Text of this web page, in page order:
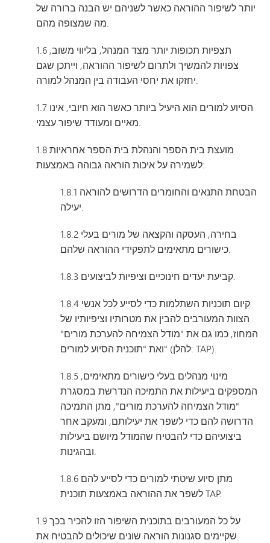
יותר לשיפור ההוראה כאשר לשניהם יש הבנה ברורה של
מה שמצופה מהם.
1.6 תצפיות תכופות יותר מצד המנהל, בליווי משוב,
צפויות להמשיך ולתרום לשיפור ההוראה, וייתכן שגם
יחזקו את יחסי העבודה בין המנהל למורה.
1.7 הסיוע למורים הוא היעיל ביותר כאשר הוא חיובי, אינו
מאיים ומעודד שיפור עצמי.
1.8 מועצת בית הספר והנהלת בית הספר אחראיות
לשמירה על איכות הוראה גבוהה באמצעות:
1.8.1 הבטחת התנאים והחומרים הדרושים להוראה
יעילה.
1.8.2 בחירה, העסקה והקצאה של מורים בעלי
כישורים מתאימים לתפקידי ההוראה שלהם.
1.8.3 קביעת יעדים חינוכיים וציפיות לביצועים.
1.8.4 קיום תוכניות השתלמות כדי לסייע לכל אנשי
הצוות המעורבים להבין את מטרותיו וציפיותיו של
המחוז, כמו גם את "מודל הצמיחה להערכת מורים"
ואת "תוכנית הסיוע למורים" (להלן: TAP).
1.8.5 מינוי מנהלים בעלי כישורים מתאימים,
המספקים ביעילות את התמיכה הנדרשת במסגרת
"מודל הצמיחה להערכת מורים", מתן התמיכה
הדרושה להם כדי לשפר את יעילותם, ומעקב אחר
ביצועיהם כדי להבטיח שהמודל מיושם ביעילות
ובהגינות.
1.8.6 מתן סיוע שיטתי למורים כדי לסייע להם
לשפר את ההוראה באמצעות תוכנית TAP.
1.9 על כל המעורבים בתוכנית השיפור הזו להכיר בכך
שקיימים סגנונות הוראה שונים שיכולים להבטיח את